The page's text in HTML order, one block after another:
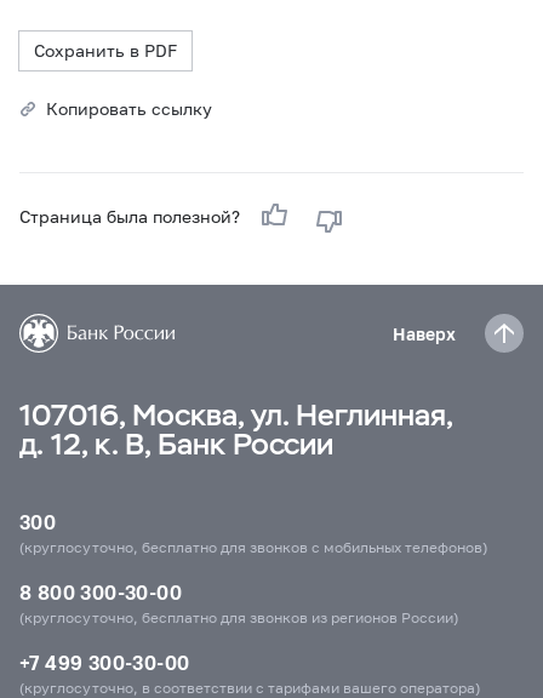
Сохранить в PDF
Копировать ссылку
Страница была полезной?
Наверх
107016, Москва, ул. Неглинная,
д. 12, к. В, Банк России
300
(круглосуточно, бесплатно для звонков с мобильных телефонов)
8 800 300-30-00
(круглосуточно, бесплатно для звонков из регионов России)
+7 499 300-30-00
(круглосуточно, в соответствии с тарифами вашего оператора)